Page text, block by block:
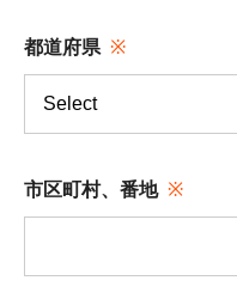
都道府県
市区町村、番地